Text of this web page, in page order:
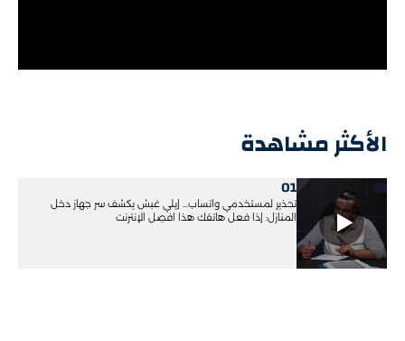
الأكثر مشاهدة
01
تحذير لمستخدمي واتساب... إيلي غبش يكشف سر جهاز دخل
المنازل: إذا فعل هاتفك هذا افصِل الإنترنت